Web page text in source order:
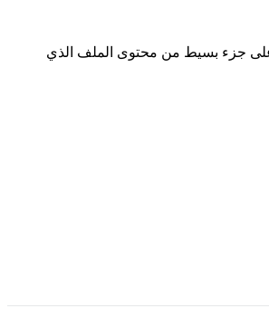
مع العلم ان صور الملف ادناه لاتحتوي الا على جزء بسيط من محتوى الملف الذي